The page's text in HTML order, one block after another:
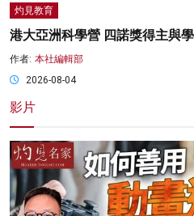
灼見教育
港大亞洲科學營 四諾獎得主與
作者: 本社編輯部
2026-08-04
影片